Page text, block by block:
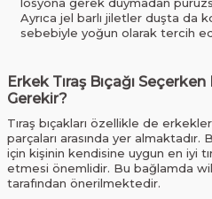
Ayrıca jel barlı jiletler duşta da
sebebiyle yoğun olarak tercih
Erkek Tıraş Bıçağı
Gerekir?
Tıraş bıçakları özellikle de
parçaları arasında yer
için kişinin kendisine uygun en iyi
etmesi önemlidir. Bu bağlamda
tarafından önerilmektedir.